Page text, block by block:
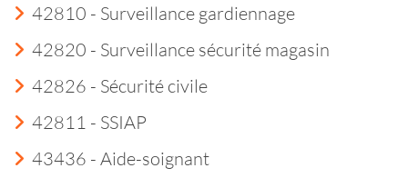
42810 - Surveillance gardiennage
42820 - Surveillance sécurité magasin
42826 - Sécurité civile
42811 - SSIAP
43436 - Aide-soignant